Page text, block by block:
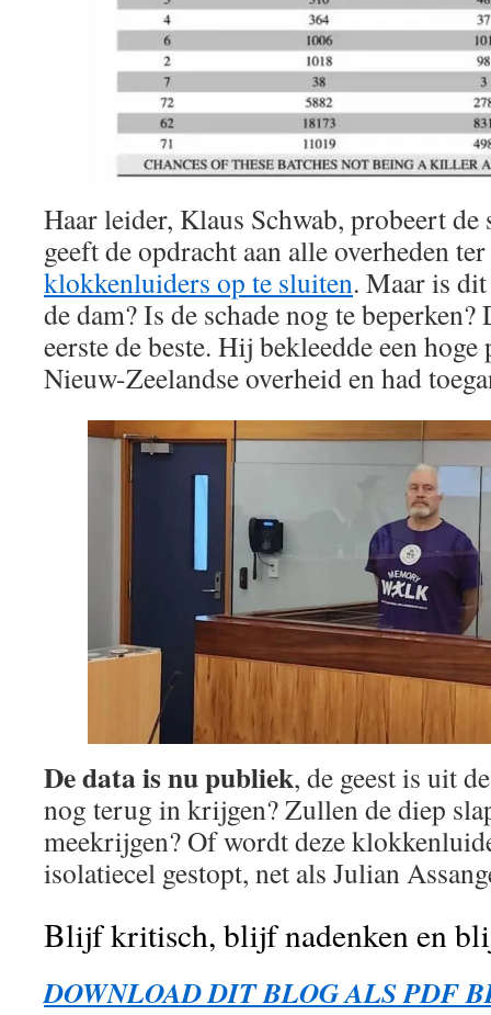
Haar leider, Klaus Schwab, probeert de
geeft de opdracht aan alle overheden
klokkenluiders op te sluiten. Maar is dit
de dam? Is de schade nog te beperken?
eerste de beste. Hij bekleedde een
Nieuw-Zeelandse overheid en had
De data is nu publiek, de geest is uit
nog terug in krijgen? Zullen de diep
meekrijgen? Of wordt deze
isolatiecel gestopt, net als Julian
Blijf kritisch, blijf nadenken en
DOWNLOAD DIT BLOG ALS PDF